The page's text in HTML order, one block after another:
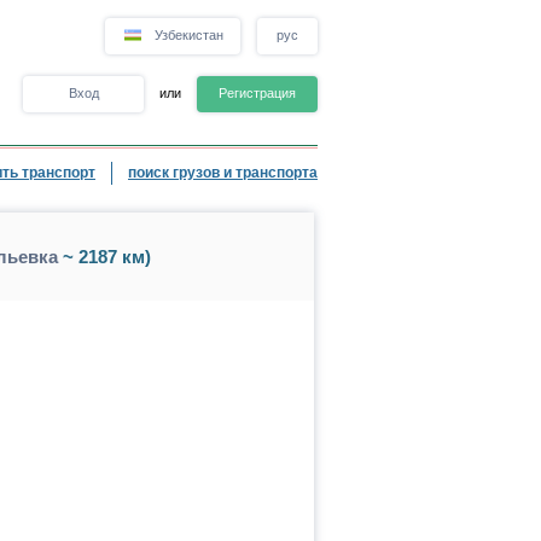
Узбекистан рус
Вход или Регистрация
транспорт поиск грузов и транспорта
~ 2187 км)